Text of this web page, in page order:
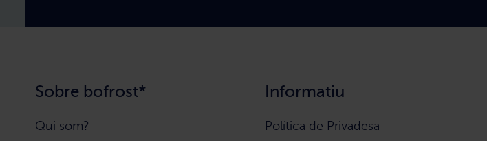
Sobre bofrost*
Qui som?
Informatiu
Política de Privadesa